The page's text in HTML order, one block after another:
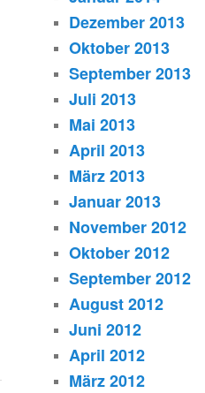
Dezember 2013
Oktober 2013
September 2013
Juli 2013
Mai 2013
April 2013
März 2013
Januar 2013
November 2012
Oktober 2012
September 2012
August 2012
Juni 2012
April 2012
März 2012